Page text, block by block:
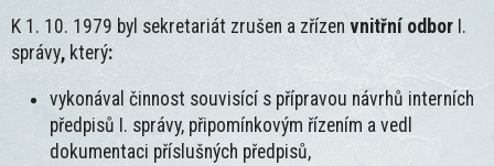
K 1. 10. 1979 byl sekretariát zrušen a zřízen vnitřní odbor I.
správy, který:
vykonával činnost souvisící s přípravou návrhů interních
předpisů I. správy, připomínkovým řízením a vedl
dokumentaci příslušných předpisů,